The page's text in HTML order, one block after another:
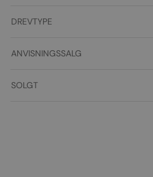
DREVTYPE
ANVISNINGSSALG
SOLGT